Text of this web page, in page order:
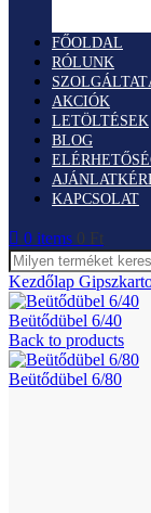
FŐOLDAL
RÓLUNK
AKCIÓK
LETÖLTÉSEK
BLOG
KAPCSOLAT
0 items 0 Ft
Kezdőlap
Beütődübel 6/40
Back to products
Beütődübel 6/80